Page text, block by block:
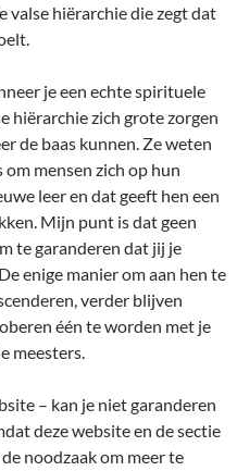
valse hiërarchie die zegt dat
je een echte spirituele
hiërarchie zich grote zorgen
de baas kunnen. Ze weten
mensen zich op hun
leer en dat geeft hen een
Mijn punt is dat geen
te garanderen dat jij je
enige manier om aan hen te
verder blijven
één te worden met je
meesters.
– kan je niet garanderen
deze website en de sectie
noodzaak om meer te